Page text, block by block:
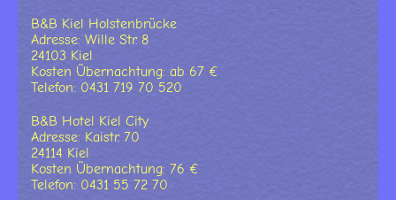
B&B Kiel Holstenbrücke
Adresse: Wille Str. 8
24103 Kiel
Kosten Übernachtung: ab 67 €
Telefon: 0431 719 70 520
B&B Hotel Kiel City
Adresse: Kaistr. 70
24114 Kiel
Kosten Übernachtung: 76 €
Telefon: 0431 55 72 70